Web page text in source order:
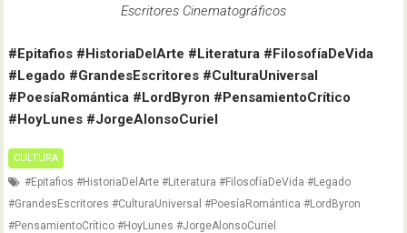
Escritores Cinematográficos
#Epitafios #HistoriaDelArte #Literatura #FilosofíaDeVida
#Legado #GrandesEscritores #CulturaUniversal
#PoesíaRomántica #LordByron #PensamientoCrítico
#HoyLunes #JorgeAlonsoCuriel
CULTURA
#Epitafios #HistoriaDelArte #Literatura #FilosofíaDeVida #Legado
#GrandesEscritores #CulturaUniversal #PoesíaRomántica #LordByron
#PensamientoCrítico #HoyLunes #JorgeAlonsoCuriel